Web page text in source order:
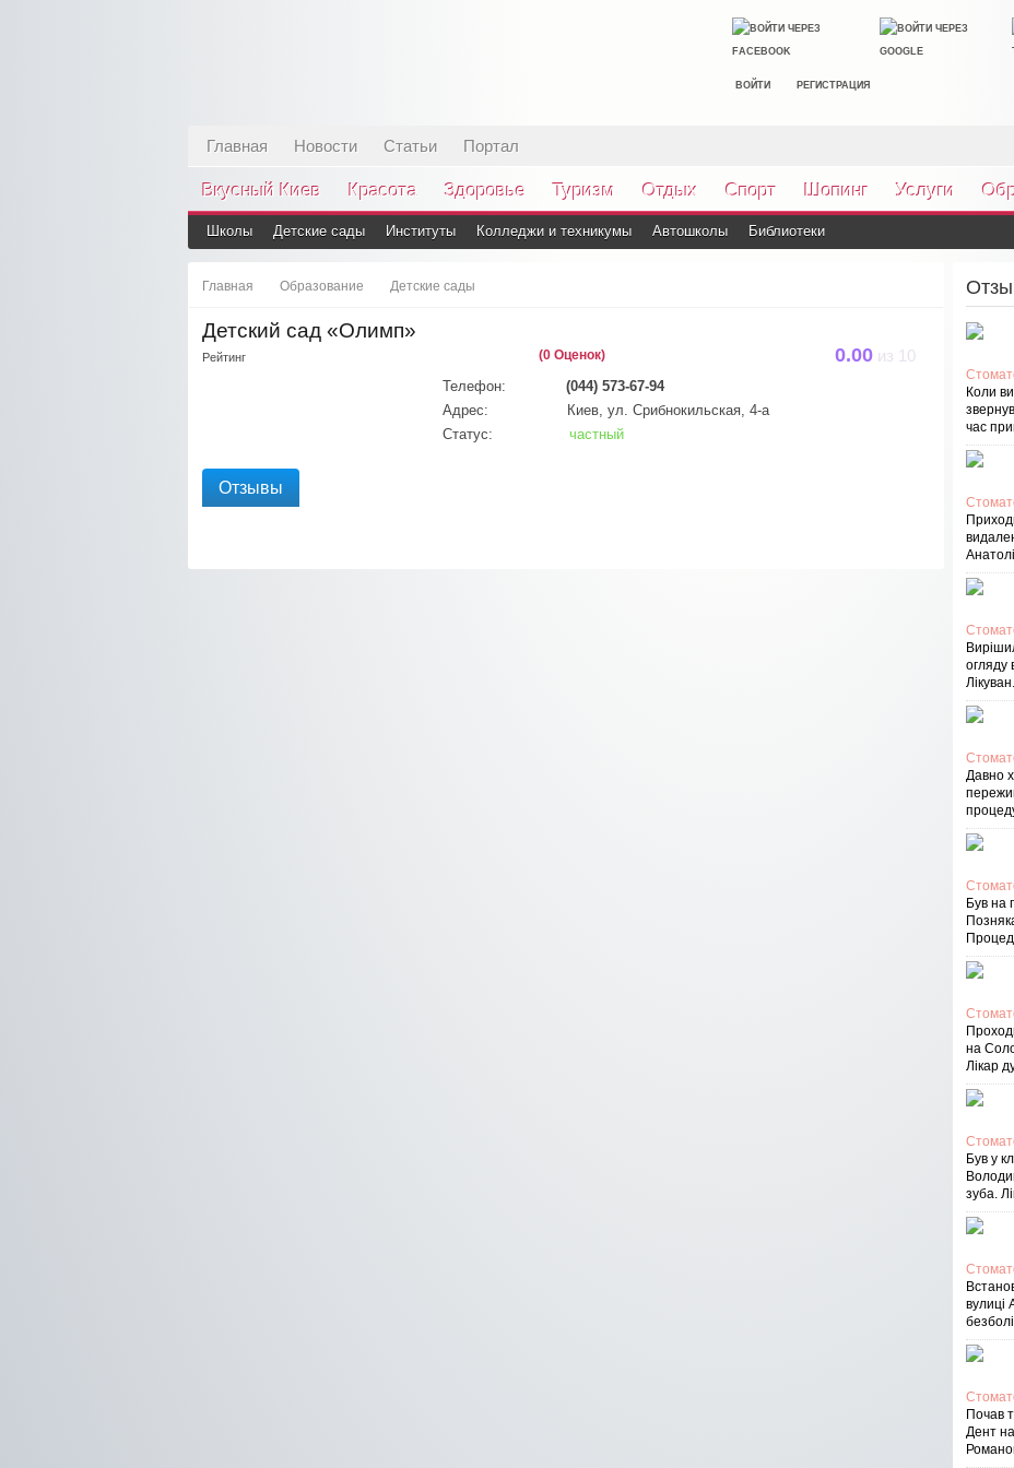
ВОЙТИ РЕГИСТРАЦИЯ
Главная Новости Статьи Портал
Вкусный Киев Красота Здоровье Туризм Отдых Спорт Шопинг Услуги
Школы Детские сады Институты Колледжи и техникумы Автошколы Библиотеки
Главная Образование Детские сады
Детский сад «Олимп»
Рейтинг (0 Оценок) 0.00из 10
Телефон:
(044) 573-67-94
Адрес:
Киев, ул. Срибнокильская, 4-а
Статус:
частный
Отзывы
Коли
час
огляду
Давно
Був на
на
Лікар
Був у
зуба.
вулиці
Почав
Дент